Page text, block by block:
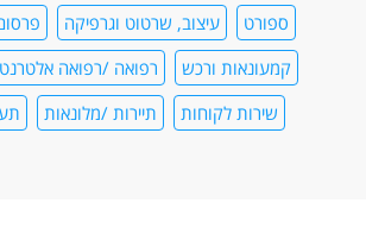
ספורט
עיצוב, שרטוט וגרפיקה
קמעונאות ורכש
רפואה /רפואה
שירות לקוחות
תיירות /מלונאות